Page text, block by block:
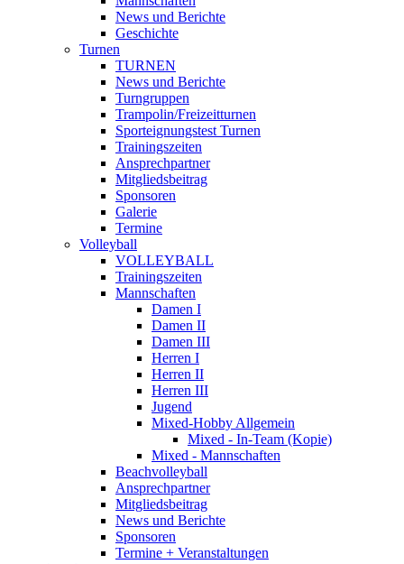
News und Berichte
Geschichte
Turnen
TURNEN
News und Berichte
Turngruppen
Trampolin/Freizeitturnen
Sporteignungstest Turnen
Trainingszeiten
Ansprechpartner
Mitgliedsbeitrag
Sponsoren
Galerie
Termine
Volleyball
VOLLEYBALL
Trainingszeiten
Mannschaften
Damen I
Damen II
Damen III
Herren I
Herren II
Herren III
Jugend
Mixed-Hobby Allgemein
Mixed - In-Team (Kopie)
Mixed - Mannschaften
Beachvolleyball
Ansprechpartner
Mitgliedsbeitrag
News und Berichte
Sponsoren
Termine + Veranstaltungen